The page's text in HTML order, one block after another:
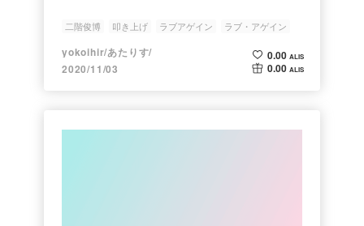
二階俊博 叩き上げ ラブアゲイン
ラブ・アゲイン
自民党
yokoihir/あたりす/
2020/11/03
0.00 ALIS
0.00 ALIS